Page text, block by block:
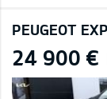
PEUGEOT
24 900 €